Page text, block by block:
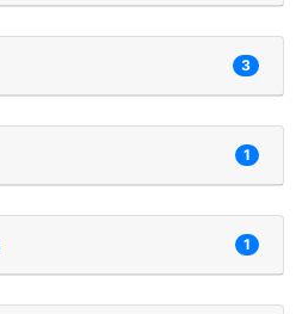
3
1
1